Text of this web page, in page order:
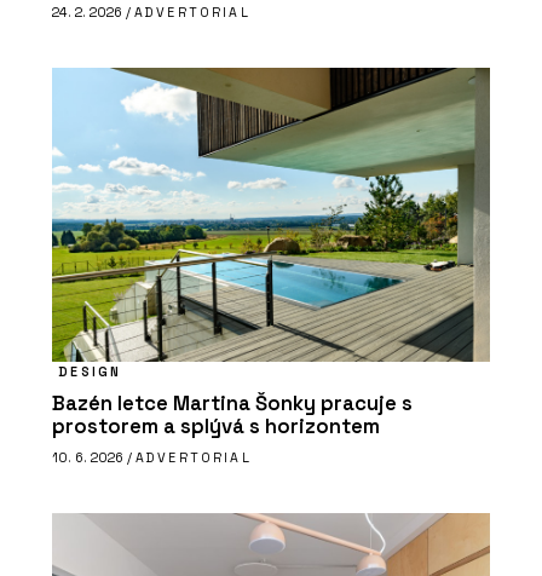
24. 2. 2026 / ADVERTORIAL
DESIGN
Bazén letce Martina Šonky pracuje s
prostorem a splývá s horizontem
10. 6. 2026 / ADVERTORIAL